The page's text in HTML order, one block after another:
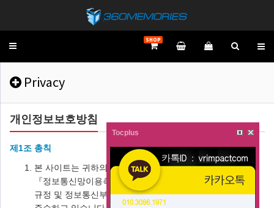
Toggle
SHOP
Privacy
개인정보보호방침
제1조 총칙
본 사이트는 귀하의 개인정보보호를 매우 중요시하며,
『정보통신망이용촉진등에관한법률』상의 개인정보보호
규정 및 정보통신부가 제정한 『개인정보보호지침』을
Tocplus